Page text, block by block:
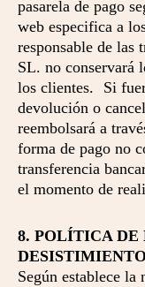
pasarela de pago
web especifica a
responsable de
SL. no conservará
los clientes. Si
devolución o
reembolsará a
forma de pago no
transferencia
el momento de
8. POLÍTICA DE
DESISTIMIENTO
Según establece